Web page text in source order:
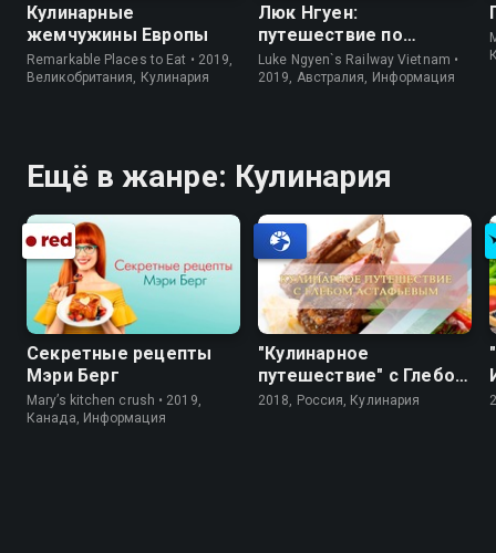
Кулинарные
жемчужины Европы
Remarkable Places to Eat • 2019,
Великобритания, Кулинария
Люк Нгуен:
путешествие по
Вьетнаму
Luke Ngyen`s Railway Vietnam •
2019, Австралия, Информация
Ещё в жанре: Кулинария
Секретные рецепты
Мэри Берг
Mary’s kitchen crush • 2019,
Канада, Информация
"Кулинарное
путешествие" с Глебом
Астафьевым
2018, Россия, Кулинария